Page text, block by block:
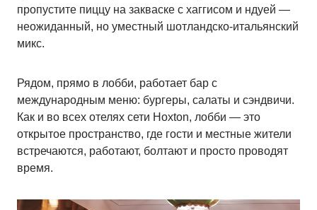
пропустите пиццу на закваске с хаггисом и ндуей —
неожиданный, но уместный шотландско-итальянский
микс.
Рядом, прямо в лобби, работает бар с
международным меню: бургеры, салаты и сэндвичи.
Как и во всех отелях сети Hoxton, лобби — это
открытое пространство, где гости и местные жители
встречаются, работают, болтают и просто проводят
время.